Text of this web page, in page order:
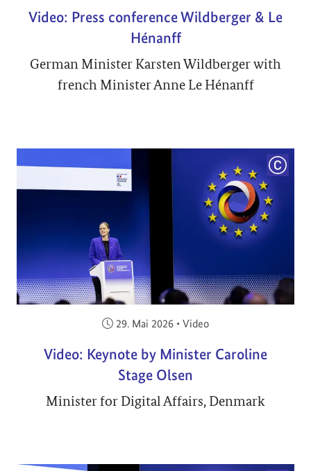
Video: Press conference Wildberger & Le
Hénanff
German Minister Karsten Wildberger with
french Minister Anne Le Hénanff
Veröffentlicht am:
29. Mai 2026 • Video
Video: Keynote by Minister Caroline
Stage Olsen
Minister for Digital Affairs, Denmark